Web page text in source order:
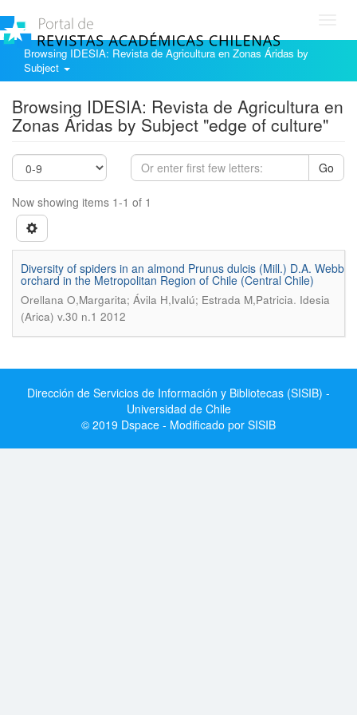
Browsing IDESIA: Revista de Agricultura en Zonas Áridas by
Subject
Browsing IDESIA: Revista de Agricultura en
Zonas Áridas by Subject "edge of culture"
Go
Now showing items 1-1 of 1
Diversity of spiders in an almond Prunus dulcis (Mill.) D.A. Webb
orchard in the Metropolitan Region of Chile (Central Chile)
Orellana O,Margarita; Ávila H,Ivalú; Estrada M,Patricia. Idesia
(Arica) v.30 n.1 2012
Dirección de Servicios de Información y Bibliotecas (SISIB) -
Universidad de Chile
© 2019 Dspace - Modificado por SISIB